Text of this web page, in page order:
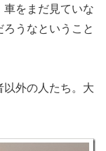
車をまだ見ていな
うなということ
以外の人たち。大